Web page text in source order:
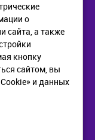
д 84-86
о
сайта, а также
кнопку
сайтом, вы
и данных